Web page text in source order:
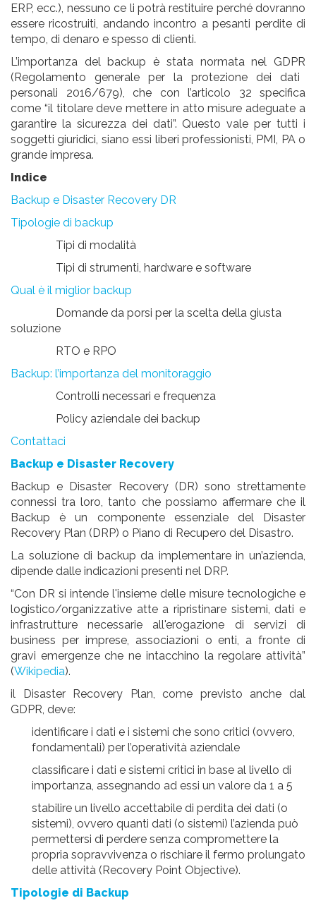
ERP, ecc.), nessuno ce li potrà restituire perché dovranno
esserericostruiti , andando incontro a pesanti perdite di
tempo, di denaro e spesso di clienti.
L’importanza del backup è stata normata nel GDPR
(Regolamento generale per la protezione dei dati
personali 2016/679), che con l’articolo 32 specifica
come “il titolare deve mettere in atto misure adeguate a
garantire la sicurezza dei dati”. Questo vale per tutti i
soggetti giuridici, siano essi liberi professionisti, PMI, PA o
grande impresa.
Indice
Backup e Disaster Recovery DR
Tipologie di backup
Tipi di modalità
Tipi di strumenti, hardware e software
Qual è il miglior backup
Domande da porsi per la scelta della giusta
soluzione
RTO e RPO
Backup: l’importanza del monitoraggio
Controlli necessari e frequenza
Policy aziendale dei backup
Contattaci
Backup e Disaster Recovery
Backup e Disaster Recovery (DR) sono strettamente
connessi tra loro, tanto che possiamo affermare che il
Backup è un componente essenziale del Disaster
Recovery Plan (DRP) o Piano di Recupero del Disastro.
La soluzione di backup da implementare in un’azienda,
dipende dalle indicazioni presenti nel DRP.
“Con DR si intende l'insieme delle misure tecnologiche e
logistico/organizzative atte a ripristinare sistemi, dati e
infrastrutture necessarie all'erogazione di servizi di
business per imprese, associazioni o enti, a fronte di
gravi emergenze che ne intacchino la regolare attività”
(Wikipedia).
il Disaster Recovery Plan, come previsto anche dal
GDPR, deve:
identificare i dati e i sistemi che sono critici (ovvero,
fondamentali) per l’operatività aziendale
classificare i dati e sistemi critici in base al livello di
importanza, assegnando ad essi un valore da 1 a 5
stabilire un livello accettabile di perdita dei dati (o
sistemi), ovvero quanti dati (o sistemi) l’azienda può
permettersi di perdere senza compromettere la
propria sopravvivenza o rischiare il fermo prolungato
delle attività (Recovery Point Objective).
Tipologie di Backup